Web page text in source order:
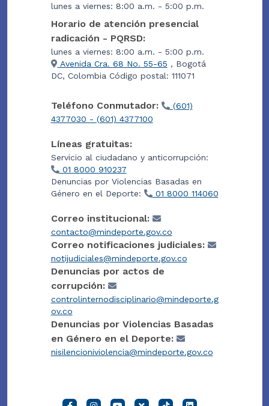
lunes a viernes: 8:00 a.m. - 5:00 p.m.
Horario de atención presencial
radicación - PQRSD:
lunes a viernes: 8:00 a.m. - 5:00 p.m.
Avenida Cra. 68 No. 55-65 , Bogotá
DC, Colombia Código postal: 111071
Teléfono Conmutador:
(601)
4377030 - (601) 4377100
Líneas gratuitas:
Servicio al ciudadano y anticorrupción:
01 8000 910237
Denuncias por Violencias Basadas en
Género en el Deporte:
01 8000 114060
Correo institucional:
contacto@mindeporte.gov.co
Correo notificaciones judiciales:
notijudiciales@mindeporte.gov.co
Denuncias por actos de
corrupción:
controlinternodisciplinario@mindeporte.g
ov.co
Denuncias por Violencias Basadas
en Género en el Deporte:
nisilencioniviolencia@mindeporte.gov.co